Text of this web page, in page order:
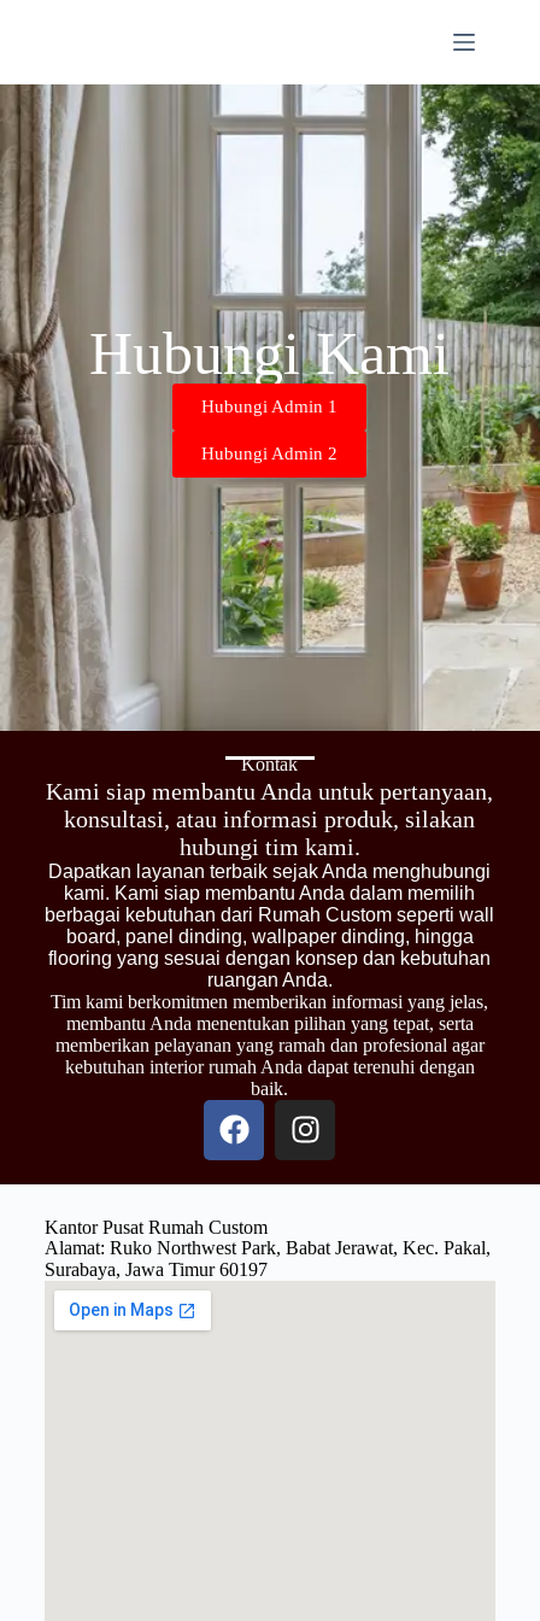
Hubungi Kami
Hubungi Admin 1
Hubungi Admin 2
Kontak
Kami siap membantu Anda untuk pertanyaan,
konsultasi, atau informasi produk, silakan
hubungi tim kami.
Dapatkan layanan terbaik sejak Anda menghubungi
kami. Kami siap membantu Anda dalam memilih
berbagai kebutuhan dari Rumah Custom seperti wall
board, panel dinding, wallpaper dinding, hingga
flooring yang sesuai dengan konsep dan kebutuhan
ruangan Anda.
Tim kami berkomitmen memberikan informasi yang jelas,
membantu Anda menentukan pilihan yang tepat, serta
memberikan pelayanan yang ramah dan profesional agar
kebutuhan interior rumah Anda dapat terenuhi dengan
baik.
Kantor Pusat Rumah Custom
Alamat: Ruko Northwest Park, Babat Jerawat, Kec. Pakal,
Surabaya, Jawa Timur 60197